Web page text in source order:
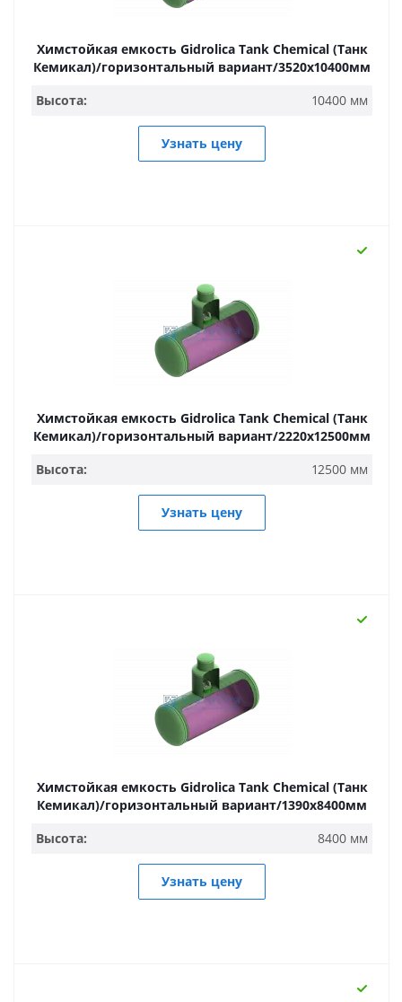
Химстойкая емкость Gidrolica Tank Chemical (Танк
Кемикал)/горизонтальный вариант/3520х10400мм
Высота:
10400 мм
Узнать цену
Химстойкая емкость Gidrolica Tank Chemical (Танк
Кемикал)/горизонтальный вариант/2220х12500мм
Высота:
12500 мм
Узнать цену
Химстойкая емкость Gidrolica Tank Chemical (Танк
Кемикал)/горизонтальный вариант/1390х8400мм
Высота:
8400 мм
Узнать цену